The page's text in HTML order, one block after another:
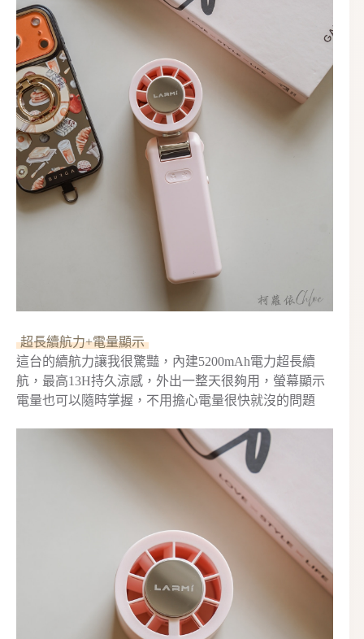
超長續航力+電量顯示
這台的續航力讓我很驚豔，內建5200mAh電力超長續
航，最高13H持久涼感，外出一整天很夠用，螢幕顯示
電量也可以隨時掌握，不用擔心電量很快就沒的問題